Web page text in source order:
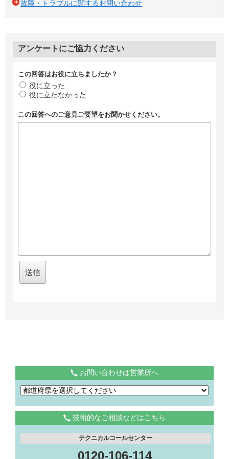
故障・トラブルに関するお問い合わせ
アンケートにご協力ください
この回答はお役に立ちましたか？
役に立った
役に立たなかった
この回答へのご意見ご要望をお聞かせください。
お問い合わせは営業所へ
技術的なご相談などはこちら
テクニカルコールセンター
0120-106-114